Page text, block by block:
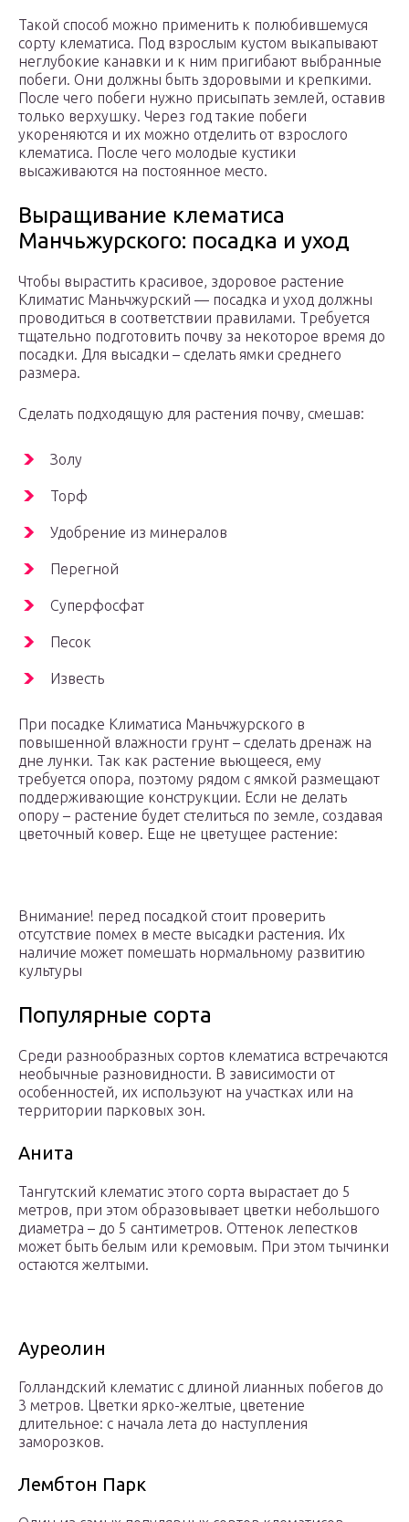
Такой способ можно применить к полюбившемуся
сорту клематиса. Под взрослым кустом выкапывают
неглубокие канавки и к ним пригибают выбранные
побеги. Они должны быть здоровыми и крепкими.
После чего побеги нужно присыпать землей, оставив
только верхушку. Через год такие побеги
укореняются и их можно отделить от взрослого
клематиса. После чего молодые кустики
высаживаются на постоянное место.
Выращивание клематиса
Манчьжурского: посадка и уход
Чтобы вырастить красивое, здоровое растение
Климатис Маньчжурский — посадка и уход должны
проводиться в соответствии правилами. Требуется
тщательно подготовить почву за некоторое время до
посадки. Для высадки – сделать ямки среднего
размера.
Сделать подходящую для растения почву, смешав:
Золу
Торф
Удобрение из минералов
Перегной
Суперфосфат
Песок
Известь
При посадке Климатиса Маньчжурского в
повышенной влажности грунт – сделать дренаж на
дне лунки. Так как растение вьющееся, ему
требуется опора, поэтому рядом с ямкой размещают
поддерживающие конструкции. Если не делать
опору – растение будет стелиться по земле, создавая
цветочный ковер. Еще не цветущее растение:
Внимание! перед посадкой стоит проверить
отсутствие помех в месте высадки растения. Их
наличие может помешать нормальному развитию
культуры
Популярные сорта
Среди разнообразных сортов клематиса встречаются
необычные разновидности. В зависимости от
особенностей, их используют на участках или на
территории парковых зон.
Анита
Тангутский клематис этого сорта вырастает до 5
метров, при этом образовывает цветки небольшого
диаметра – до 5 сантиметров. Оттенок лепестков
может быть белым или кремовым. При этом тычинки
остаются желтыми.
Ауреолин
Голландский клематис с длиной лианных побегов до
3 метров. Цветки ярко-желтые, цветение
длительное: с начала лета до наступления
заморозков.
Лембтон Парк